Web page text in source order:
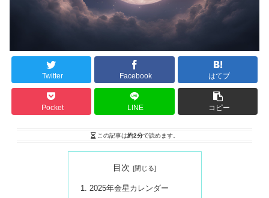
Twitter Facebook はてブ
Pocket LINE コピー
この記事は約2分で読めます。
目次
2025年金星カレンダー